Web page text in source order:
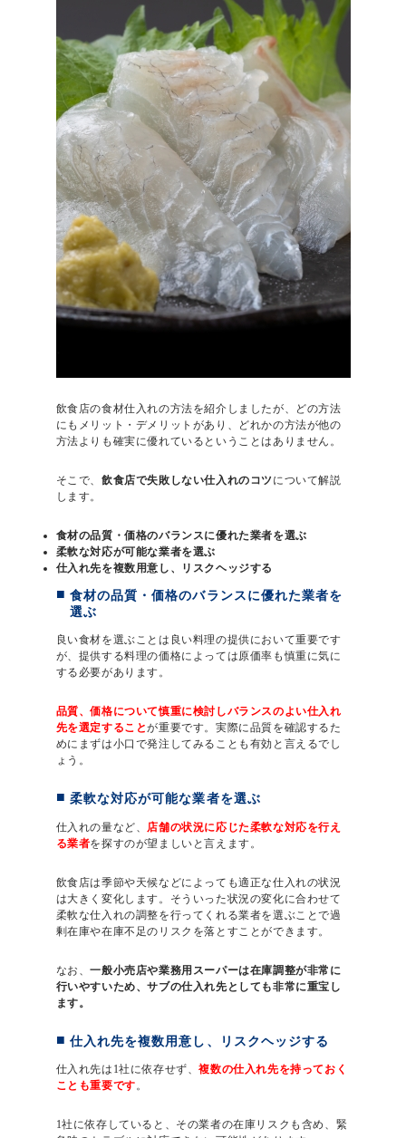
飲食店の食材仕入れの方法を紹介しましたが、どの方法
にもメリット・デメリットがあり、どれかの方法が他の
方法よりも確実に優れているということはありません。
そこで、 飲食店で失敗しない仕入れのコツについて解説
します。
食材の品質・価格のバランスに優れた業者を選ぶ
柔軟な対応が可能な業者を選ぶ
仕入れ先を複数用意し、リスクヘッジする
食材の品質・価格のバランスに優れた業者を
選ぶ
良い食材を選ぶことは良い料理の提供において重要です
が、提供する料理の価格によっては原価率も慎重に気に
する必要があります。
品質、価格について慎重に検討しバランスのよい仕入れ
先を選定することが重要です。実際に品質を確認するた
めにまずは小口で発注してみることも有効と言えるでし
ょう。
柔軟な対応が可能な業者を選ぶ
仕入れの量など、 店舗の状況に応じた柔軟な対応を行え
る業者を探すのが望ましいと言えます。
飲食店は季節や天候などによっても適正な仕入れの状況
は大きく変化します。そういった状況の変化に合わせて
柔軟な仕入れの調整を行ってくれる業者を選ぶことで過
剰在庫や在庫不足のリスクを落とすことができます。
なお、一般小売店や業務用スーパーは在庫調整が非常に
行いやすいため、サブの仕入れ先としても非常に重宝し
ます。
仕入れ先を複数用意し、リスクヘッジする
仕入れ先は1社に依存せず、複数の仕入れ先を持っておく
ことも重要です。
1社に依存していると、その業者の在庫リスクも含め、緊